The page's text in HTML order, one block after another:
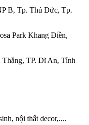
B, Tp. Thủ Đức, Tp.
Park Khang Điền,
TP. Dĩ An, Tỉnh
nội thất decor,....